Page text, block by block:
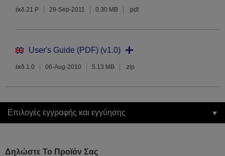
έκδ.21.P 29-Sep-2011 0.30 MB .pdf
User's Guide (PDF) (v1.0)
έκδ.1.0 06-Aug-2010 5.13 MB .zip
Επιλογές εγγραφής και εγγύησης
Δηλώστε Το Προϊόν Σας